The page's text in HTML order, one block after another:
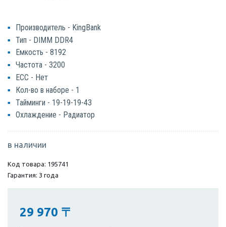
Производитель - KingBank
Тип - DIMM DDR4
Емкость - 8192
Частота - 3200
ECC - Нет
Кол-во в наборе - 1
Тайминги - 19-19-19-43
Охлаждение - Радиатор
в наличии
Код товара: 195741
Гарантия: 3 года
29 970 〒